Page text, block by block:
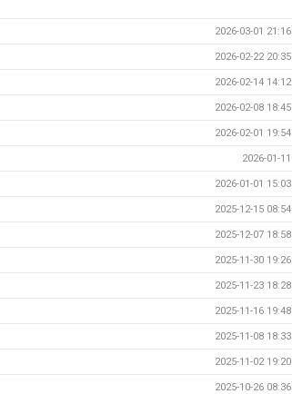
2026-03-01 21:16
2026-02-22 20:35
2026-02-14 14:12
2026-02-08 18:45
2026-02-01 19:54
2026-01-11
2026-01-01 15:03
2025-12-15 08:54
2025-12-07 18:58
2025-11-30 19:26
2025-11-23 18:28
2025-11-16 19:48
2025-11-08 18:33
2025-11-02 19:20
2025-10-26 08:36